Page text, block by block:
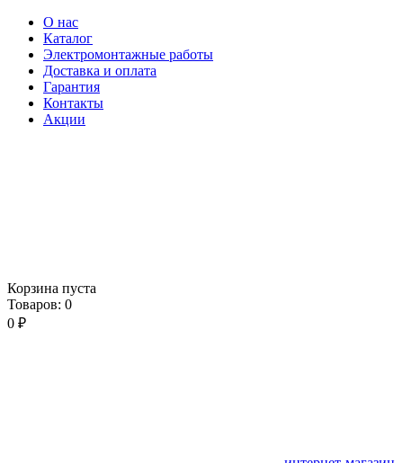
О нас
Каталог
Электромонтажные работы
Доставка и оплата
Гарантия
Контакты
Акции
Корзина пуста
Товаров: 0
0 ₽